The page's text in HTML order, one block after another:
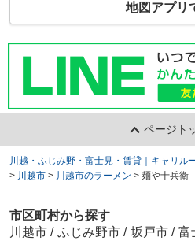
地図アプリ
ページト
川越・ふじみ野・富士見・賃貸｜キャリ
> 川越市 > 川越市のラーメン > 麺や十兵衛
市区町村から探す
川越市 / ふじみ野市 / 坂戸市 / 富